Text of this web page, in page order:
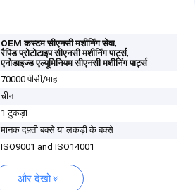
OEM कस्टम सीएनसी मशीनिंग सेवा,
रैपिड प्रोटोटाइप सीएनसी मशीनिंग पार्ट्स,
एनोडाइज्ड एल्यूमिनियम सीएनसी मशीनिंग पार्ट्स
70000 पीसी/माह
चीन
1 टुकड़ा
मानक दफ़्ती बक्से या लकड़ी के बक्से
ISO9001 and ISO14001
और देखो